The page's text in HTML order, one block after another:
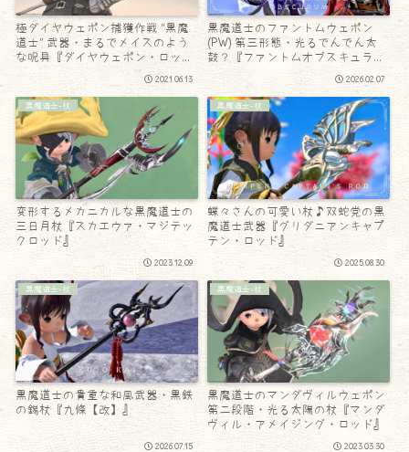
極ダイヤウェポン捕獲作戦 “黒魔
道士” 武器・まるでメイスのよう
な呪具『ダイヤウェポン・ロッ
2021.06.13
黒魔道士のファントムウェポン
(PW) 第三形態・光るでんでん太
鼓？『ファントムオブスキュラ
2026.02.07
黒魔道士-杖
変形するメカニカルな黒魔道士の
三日月杖『スカエウァ・マジテッ
クロッド』
2023.12.09
黒魔道士-杖
蝶々さんの可愛い杖♪双蛇党の黒
魔道士武器『グリダニアンキャプ
テン・ロッド』
2025.08.30
黒魔道士-杖
黒魔道士の貴重な和風武器・黒鉄
の錫杖『九條【改】』
2026.07.15
黒魔道士-杖
黒魔道士のマンダヴィルウェポン
第二段階・光る太陽の杖『マンダ
ヴィル・アメイジング・ロッド』
2023.03.30